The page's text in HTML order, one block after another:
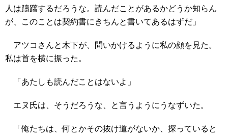
人は躊躇するだろうな。読んだことがあるかどうか知らん
が、このことは契約書にきちんと書いてあるはずだ」
アツコさんと木下が、問いかけるように私の顔を見た。
私は首を横に振った。
「あたしも読んだことはないよ」
エヌ氏は、そうだろうな、と言うようにうなずいた。
「俺たちは、何とかその抜け道がないか、探っていると